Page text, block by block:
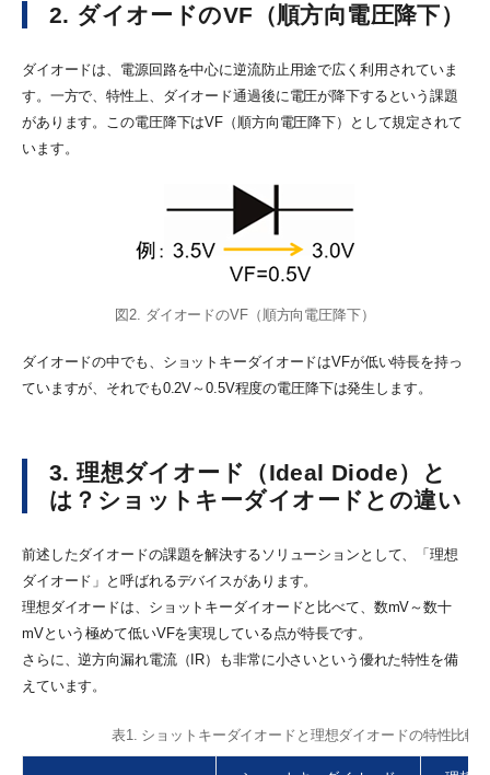
2. ダイオードのVF（順方向電圧降下）
ダイオードは、電源回路を中心に逆流防止用途で広く利用されていま
す。一方で、特性上、ダイオード通過後に電圧が降下するという課題
があります。この電圧降下はVF（順方向電圧降下）として規定されて
います。
図2. ダイオードのVF（順方向電圧降下）
ダイオードの中でも、ショットキーダイオードはVFが低い特長を持っ
ていますが、それでも0.2V～0.5V程度の電圧降下は発生します。
3. 理想ダイオード（Ideal Diode）と
は？ショットキーダイオードとの違い
前述したダイオードの課題を解決するソリューションとして、「理想
ダイオード」と呼ばれるデバイスがあります。
理想ダイオードは、ショットキーダイオードと比べて、数mV～数十
mVという極めて低いVFを実現している点が特長です。
さらに、逆方向漏れ電流（IR）も非常に小さいという優れた特性を備
えています。
表1. ショットキーダイオードと理想ダイオードの特性比較